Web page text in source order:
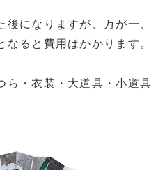
になりますが、万が一、
ると費用はかかります。
ら・衣装・大道具・小道具